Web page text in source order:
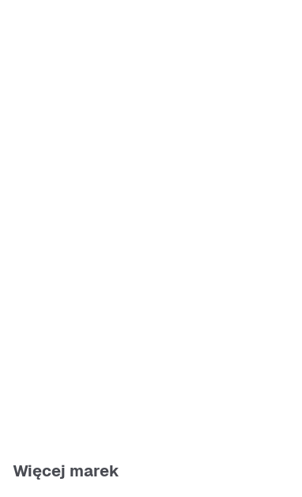
Więcej marek